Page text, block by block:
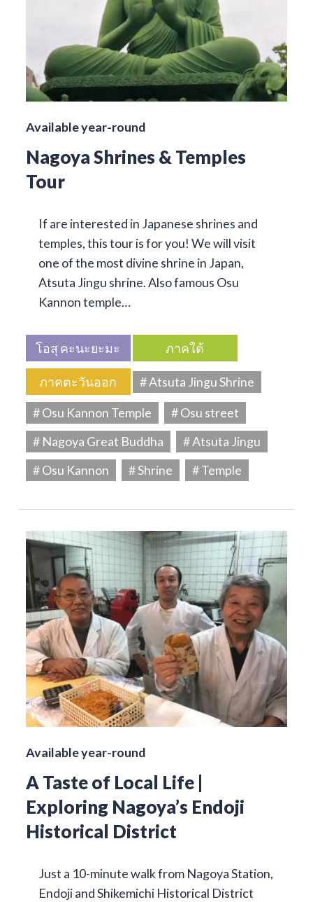
Available year-round
Nagoya Shrines & Temples
Tour
If are interested in Japanese shrines and
temples, this tour is for you! We will visit
one of the most divine shrine in Japan,
Atsuta Jingu shrine. Also famous Osu
Kannon temple…
โอสุ คะนะยะมะ ภาคใต้
ภาคตะวันออก
# Atsuta Jingu Shrine
# Osu Kannon Temple
# Osu street
# Nagoya Great Buddha
# Atsuta Jingu
# Osu Kannon
# Shrine # Temple
Available year-round
A Taste of Local Life |
Exploring Nagoya’s Endoji
Historical District
Just a 10-minute walk from Nagoya Station,
Endoji and Shikemichi Historical District